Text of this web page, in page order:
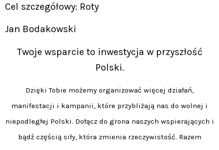
Cel szczegółowy: Roty
Jan Bodakowski
Twoje wsparcie to inwestycja w przyszłość
Polski.
Dzięki Tobie możemy organizować więcej działań,
manifestacji i kampanii, które przybliżają nas do wolnej i
niepodległej Polski. Dołącz do grona naszych wspierających i
bądź częścią siły, która zmienia rzeczywistość. Razem